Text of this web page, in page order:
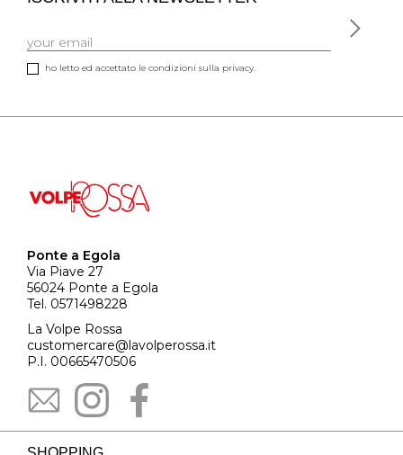
ho letto ed accettato le condizioni sulla privacy.
Ponte a Egola
Via Piave 27
56024 Ponte a Egola
Tel. 0571498228
La Volpe Rossa
customercare@lavolperossa.it
P.I. 00665470506